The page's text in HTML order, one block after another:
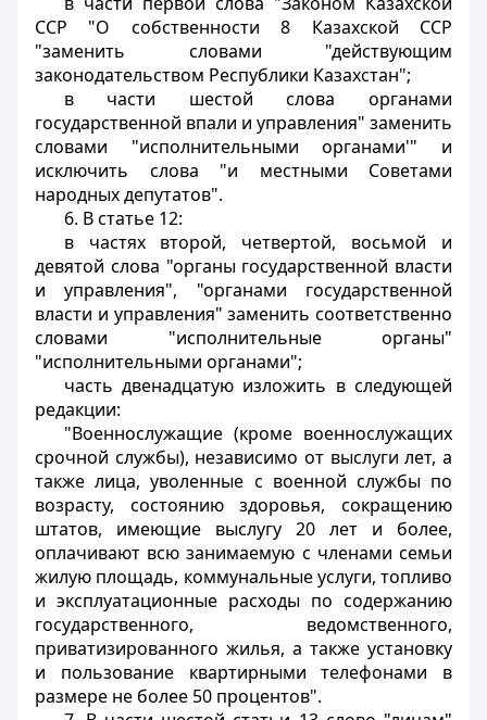
ССР "О собственности 8 Казахской ССР
"заменить словами "действующим
законодательством Республики Казахстан";
в части шестой слова органами
государственной впали и управления" заменить
словами "исполнительными органами'" и
исключить слова "и местными Советами
народных депутатов".
6. В статье 12:
в частях второй, четвертой, восьмой и
девятой слова "органы государственной власти
и управления", "органами государственной
власти и управления" заменить соответственно
словами "исполнительные органы"
"исполнительными органами";
часть двенадцатую изложить в следующей
редакции:
"Военнослужащие (кроме военнослужащих
срочной службы), независимо от выслуги лет, а
также лица, уволенные с военной службы по
возрасту, состоянию здоровья, сокращению
штатов, имеющие выслугу 20 лет и более,
оплачивают всю занимаемую с членами семьи
жилую площадь, коммунальные услуги, топливо
и эксплуатационные расходы по содержанию
государственного, ведомственного,
приватизированного жилья, а также установку
и пользование квартирными телефонами в
размере не более 50 процентов".